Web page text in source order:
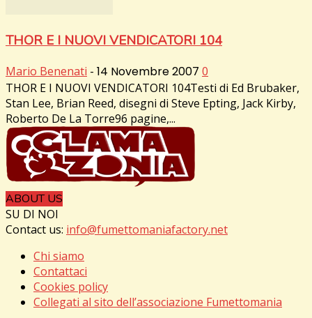
THOR E I NUOVI VENDICATORI 104
Mario Benenati - 14 Novembre 2007 0
THOR E I NUOVI VENDICATORI 104Testi di Ed Brubaker,
Stan Lee, Brian Reed, disegni di Steve Epting, Jack Kirby,
Roberto De La Torre96 pagine,...
ABOUT US
SU DI NOI
Contact us: info@fumettomaniafactory.net
Chi siamo
Contattaci
Cookies policy
Collegati al sito dell’associazione Fumettomania